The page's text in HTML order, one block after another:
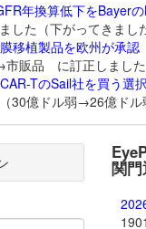
年換算低下をBayer
した（下がってきまし
移植製品を欧州が承認
販品 に訂正しました
TのSail社を買う選
30億ドル弱→26億ドル
関